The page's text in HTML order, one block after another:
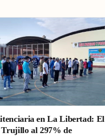
en La Libertad: El
al 297% de